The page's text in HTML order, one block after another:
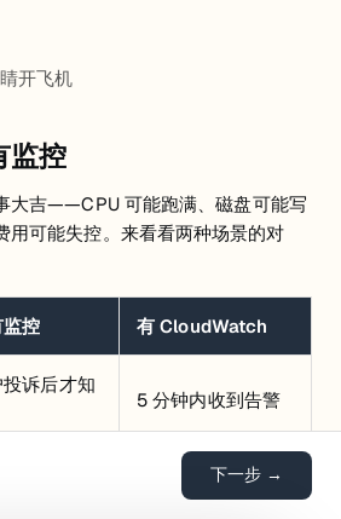
开飞机
监控
大吉——CPU 可能跑满、磁盘可能写
用可能失控。来看看两种场景的对
控 有 CloudWatch
投诉后才知
5 分钟内收到告警
80% 时自动扩容
下一步 →